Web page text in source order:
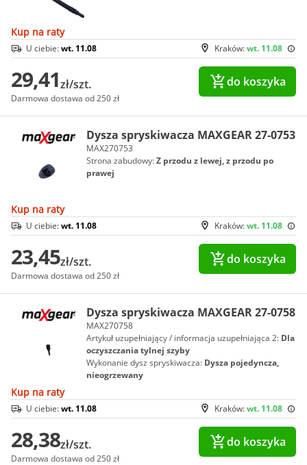
Kup na raty
Kraków:wt. 11.08
U ciebie:wt. 11.08
29,41zł/szt.
Darmowa dostawa od 250 zł
do koszyka
Dysza spryskiwacza MAXGEAR 27-0753
MAX270753
Strona zabudowy:Z przodu z lewej, z przodu po
prawej
Kup na raty
Kraków:wt. 11.08
U ciebie:wt. 11.08
23,45zł/szt.
Darmowa dostawa od 250 zł
do koszyka
Dysza spryskiwacza MAXGEAR 27-0758
MAX270758
Artykuł uzupełniający / informacja uzupełniająca 2: Dla
oczyszczania tylnej szyby
Wykonanie dysz spryskiwacza: Dysza pojedyncza,
nieogrzewany
Kup na raty
Kraków:wt. 11.08
U ciebie:wt. 11.08
28,38zł/szt.
Darmowa dostawa od 250 zł
do koszyka